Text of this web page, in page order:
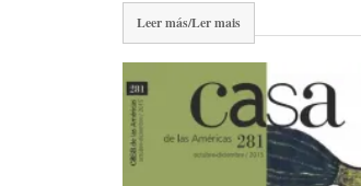
Leer más/Ler mais